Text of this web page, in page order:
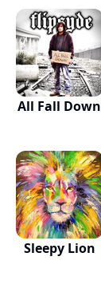
All Fall Down
Sleepy Lion